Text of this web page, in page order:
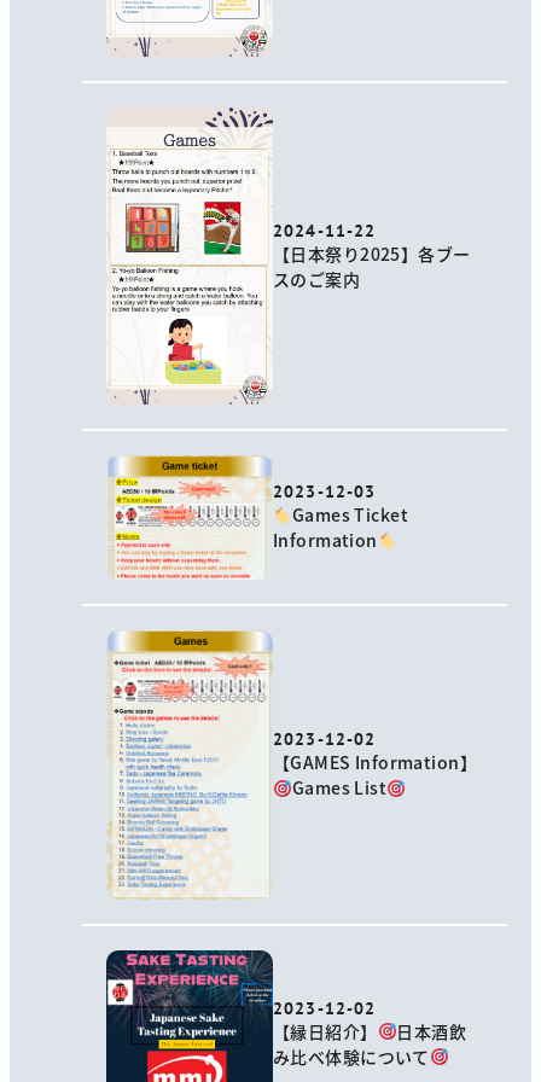
2024-11-22
【日本祭り2025】各ブー
スのご案内
2023-12-03
Games Ticket
Information
2023-12-02
【GAMES Information】
Games List
2023-12-02
【縁日紹介】
日本酒飲
み比べ体験について